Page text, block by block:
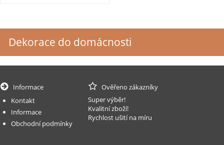
Dekorace do domácnosti
Informace
Kontakt
Informace
Obchodní podmínky
Ověřeno zákazníky
Super výběr!
Kvalitní zboží!
Rychlost ušití na míru